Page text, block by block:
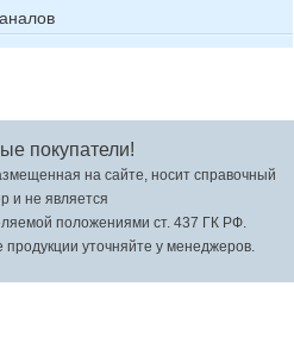
покупатели!
на сайте, носит справочный
и не является
положениями ст. 437 ГК РФ.
уточняйте у менеджеров.